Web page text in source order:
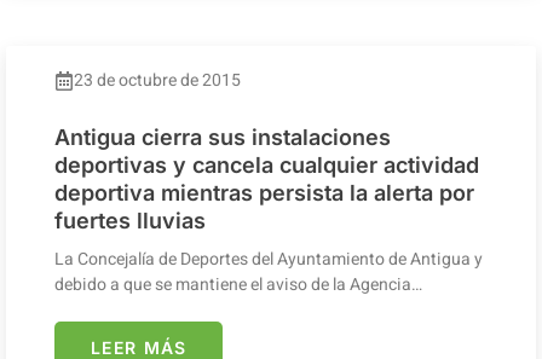
23 de octubre de 2015
Antigua cierra sus instalaciones
deportivas y cancela cualquier actividad
deportiva mientras persista la alerta por
fuertes lluvias
La Concejalía de Deportes del Ayuntamiento de Antigua y
debido a que se mantiene el aviso de la Agencia…
LEER MÁS